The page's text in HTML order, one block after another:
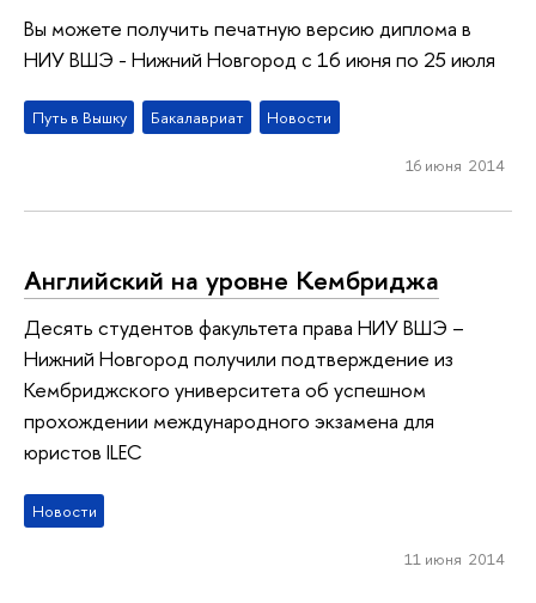
Вы можете получить печатную версию диплома в
НИУ ВШЭ - Нижний Новгород с 16 июня по 25 июля
Путь в Вышку Бакалавриат Новости
16 июня 2014
Английский на уровне Кембриджа
Десять студентов факультета права НИУ ВШЭ –
Нижний Новгород получили подтверждение из
Кембриджского университета об успешном
прохождении международного экзамена для
юристов ILEC
Новости
11 июня 2014